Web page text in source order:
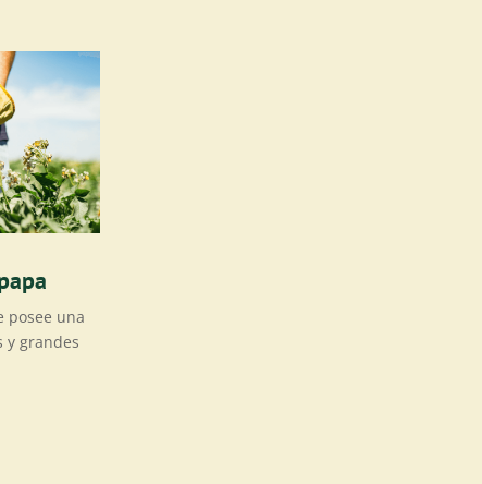
posee una
y grandes